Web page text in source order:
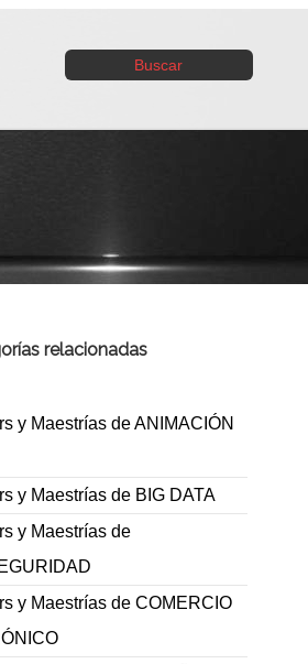
Buscar
relacionadas
y Maestrías de ANIMACIÓN
y Maestrías de BIG DATA
y Maestrías de
y Maestrías de COMERCIO